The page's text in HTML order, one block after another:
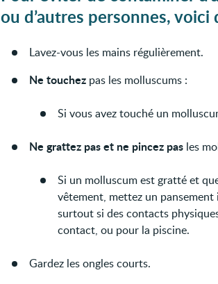
ou d’autres personnes,
Lavez-vous les mains régulièrement.
Ne touchez pas les molluscums :
Si vous avez touché un
Ne grattez pas et ne pincez pas les
Si un molluscum est gratté et
vêtement, mettez un
surtout si des contacts
contact, ou pour la piscine.
Gardez les ongles courts.